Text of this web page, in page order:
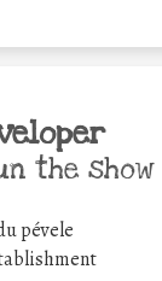
the show
pévele